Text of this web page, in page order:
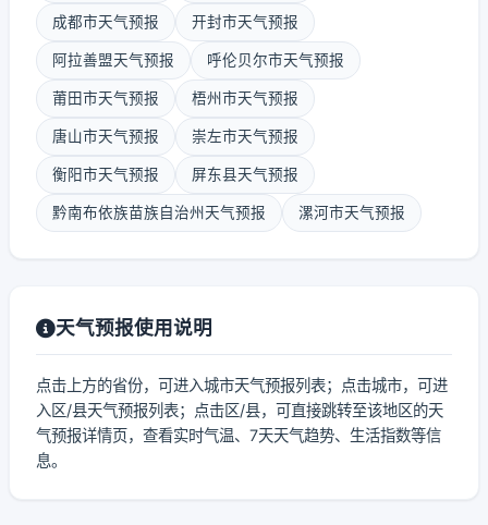
成都市天气预报 开封市天气预报
阿拉善盟天气预报 呼伦贝尔市天气预报
莆田市天气预报 梧州市天气预报
唐山市天气预报 崇左市天气预报
衡阳市天气预报 屏东县天气预报
黔南布依族苗族自治州天气预报 漯河市天气预报
天气预报使用说明
点击上方的省份，可进入城市天气预报列表；点击城市，可进
入区/县天气预报列表；点击区/县，可直接跳转至该地区的天
气预报详情页，查看实时气温、7天天气趋势、生活指数等信
息。